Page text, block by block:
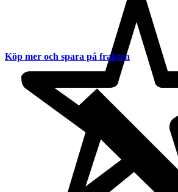
Köp mer och spara på frakten